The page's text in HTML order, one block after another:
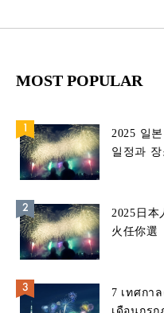
MOST POPULAR
2025 일
일정과 장
2025日本人氣
火任你選
7 เทศกา